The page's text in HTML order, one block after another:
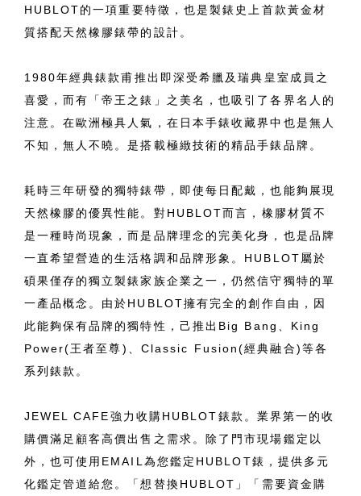
HUBLOT的一項重要特徵，也是製錶史上首款黃金材
質搭配天然橡膠錶帶的設計。
1980年經典錶款甫推出即深受希臘及瑞典皇室成員之
喜愛，而有「帝王之錶」之美名，也吸引了各界名人的
注意。在歐洲極具人氣，在日本手錶收藏界中也是無人
不知，無人不曉。是搭載極緻技術的精品手錶品牌。
耗時三年研發的獨特錶帶，即使每日配戴，也能夠展現
天然橡膠的優異性能。對HUBLOT而言，橡膠材質不
是一種時尚現象，而是品牌理念的完美化身，也是品牌
一直希望營造的生活格調和品牌形象。HUBLOT屬於
碩果僅存的獨立製錶家族企業之一，仍然信守獨特的單
一產品概念。由於HUBLOT擁有完全的創作自由，因
此能夠保有品牌的獨特性，己推出Big Bang、King
Power(王者至尊)、Classic Fusion(經典融合)等各
系列錶款。
JEWEL CAFE強力收購HUBLOT錶款。業界第一的收
購價滿足顧客高價出售之需求。除了門市現場鑑定以
外，也可使用EMAIL為您鑑定HUBLOT錶，提供多元
化鑑定管道給您。「想替換HUBLOT」「需要資金購